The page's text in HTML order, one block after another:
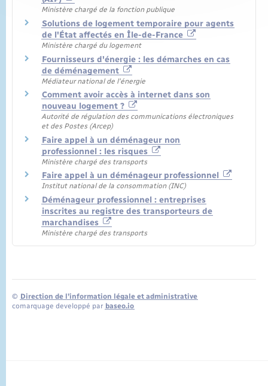
Ministère chargé de la fonction publique
Solutions de logement temporaire pour agents
de l'État affectés en Île-de-France
Ministère chargé du logement
Fournisseurs d'énergie : les démarches en cas
de déménagement
Médiateur national de l'énergie
Comment avoir accès à internet dans son
nouveau logement ?
Autorité de régulation des communications électroniques
et des Postes (Arcep)
Faire appel à un déménageur non
professionnel : les risques
Ministère chargé des transports
Faire appel à un déménageur professionnel
Institut national de la consommation (INC)
Déménageur professionnel : entreprises
inscrites au registre des transporteurs de
marchandises
Ministère chargé des transports
© Direction de l’information légale et administrative
comarquage developpé par baseo.io